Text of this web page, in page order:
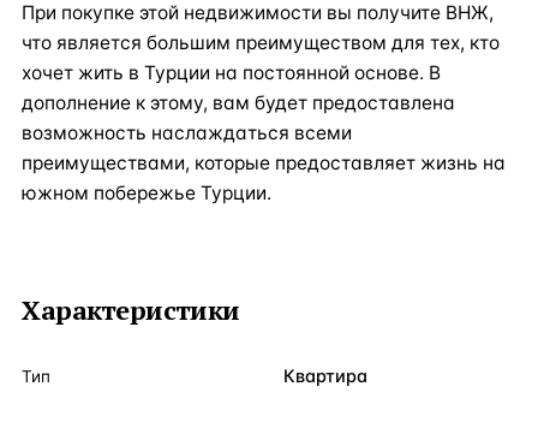
При покупке этой недвижимости вы получите ВНЖ,
что является большим преимуществом для тех, кто
хочет жить в Турции на постоянной основе. В
дополнение к этому, вам будет предоставлена
возможность наслаждаться всеми
преимуществами, которые предоставляет жизнь на
южном побережье Турции.
Характеристики
Тип Квартира